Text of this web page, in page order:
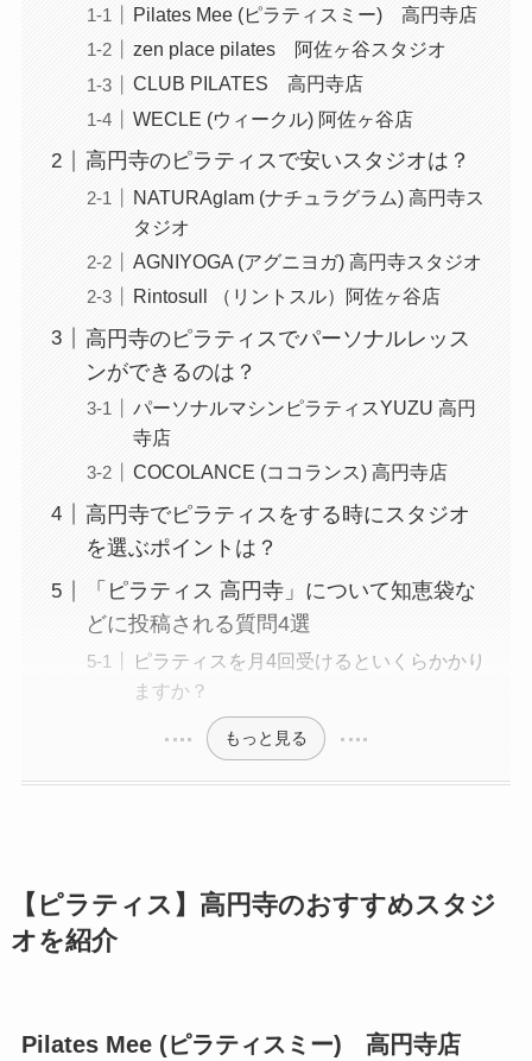
Pilates Mee (ピラティスミー) 高円寺店
zen place pilates 阿佐ヶ谷スタジオ
CLUB PILATES 高円寺店
WECLE (ウィークル) 阿佐ヶ谷店
高円寺のピラティスで安いスタジオは？
NATURAglam (ナチュラグラム) 高円寺ス
タジオ
AGNIYOGA (アグニヨガ) 高円寺スタジオ
Rintosull （リントスル）阿佐ヶ谷店
高円寺のピラティスでパーソナルレッス
ンができるのは？
パーソナルマシンピラティスYUZU 高円
寺店
COCOLANCE (ココランス) 高円寺店
高円寺でピラティスをする時にスタジオ
を選ぶポイントは？
「ピラティス 高円寺」について知恵袋な
どに投稿される質問4選
ピラティスを月4回受けるといくらかかり
ますか？
もっと見る
【ピラティス】高円寺のおすすめスタジ
オを紹介
Pilates Mee (ピラティスミー) 高円寺店